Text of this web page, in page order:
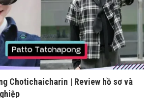
Chotichaicharin | Review hồ sơ và